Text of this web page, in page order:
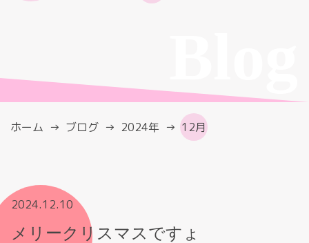
ホーム ブログ 2024年 12月
2024.12.10
メリークリスマスですょ